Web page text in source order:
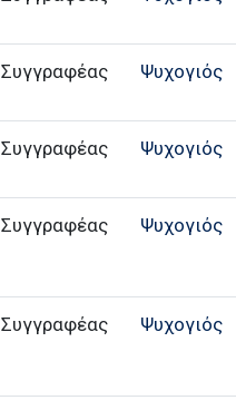
Συγγραφέας Ψυχογιός
Συγγραφέας Ψυχογιός
Συγγραφέας Ψυχογιός
Συγγραφέας Ψυχογιός